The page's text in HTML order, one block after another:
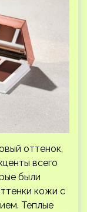
оттенок,
всего
были
кожи с
Теплые